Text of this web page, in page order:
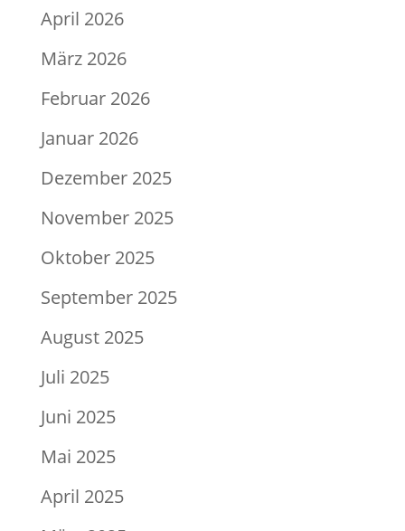
April 2026
März 2026
Februar 2026
Januar 2026
Dezember 2025
November 2025
Oktober 2025
September 2025
August 2025
Juli 2025
Juni 2025
Mai 2025
April 2025